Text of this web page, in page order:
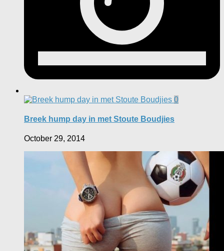
0
Breek hump day in met Stoute Boudjies
October 29, 2014